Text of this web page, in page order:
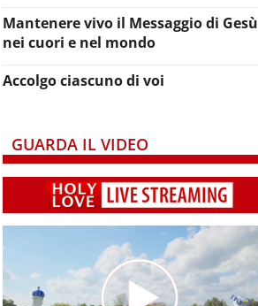
Mantenere vivo il Messaggio di Gesù
nei cuori e nel mondo
Accolgo ciascuno di voi
GUARDA IL VIDEO